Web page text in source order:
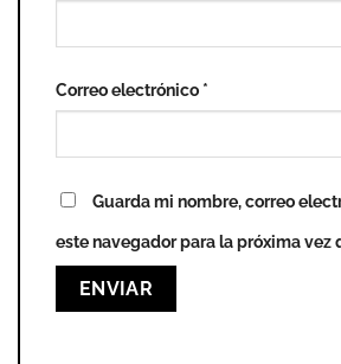
Correo electrónico *
Guarda mi nombre, correo
este navegador para la próxima vez